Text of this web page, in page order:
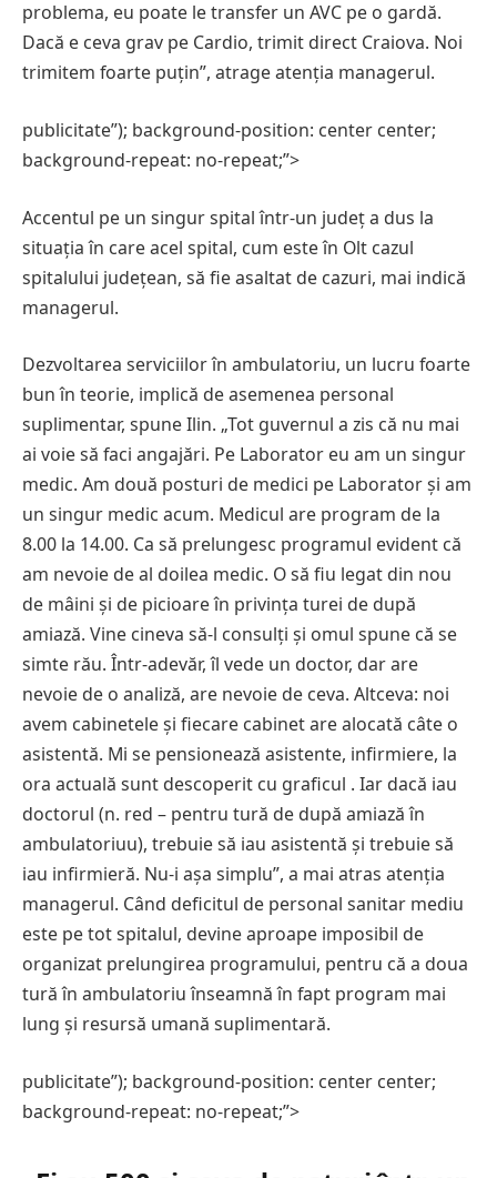
problema, eu poate le transfer un AVC pe o gardă.
Dacă e ceva grav pe Cardio, trimit direct Craiova. Noi
trimitem foarte puțin”, atrage atenția managerul.
publicitate”); background-position: center center;
background-repeat: no-repeat;”>
Accentul pe un singur spital într-un județ a dus la
situația în care acel spital, cum este în Olt cazul
spitalului județean, să fie asaltat de cazuri, mai indică
managerul.
Dezvoltarea serviciilor în ambulatoriu, un lucru foarte
bun în teorie, implică de asemenea personal
suplimentar, spune Ilin. „Tot guvernul a zis că nu mai
ai voie să faci angajări. Pe Laborator eu am un singur
medic. Am două posturi de medici pe Laborator și am
un singur medic acum. Medicul are program de la
8.00 la 14.00. Ca să prelungesc programul evident că
am nevoie de al doilea medic. O să fiu legat din nou
de mâini și de picioare în privința turei de după
amiază. Vine cineva să-l consulți și omul spune că se
simte rău. Într-adevăr, îl vede un doctor, dar are
nevoie de o analiză, are nevoie de ceva. Altceva: noi
avem cabinetele și fiecare cabinet are alocată câte o
asistentă. Mi se pensionează asistente, infirmiere, la
ora actuală sunt descoperit cu graficul . Iar dacă iau
doctorul (n. red – pentru tură de după amiază în
ambulatoriuu), trebuie să iau asistentă și trebuie să
iau infirmieră. Nu-i așa simplu”, a mai atras atenția
managerul. Când deficitul de personal sanitar mediu
este pe tot spitalul, devine aproape imposibil de
organizat prelungirea programului, pentru că a doua
tură în ambulatoriu înseamnă în fapt program mai
lung și resursă umană suplimentară.
publicitate”); background-position: center center;
background-repeat: no-repeat;”>